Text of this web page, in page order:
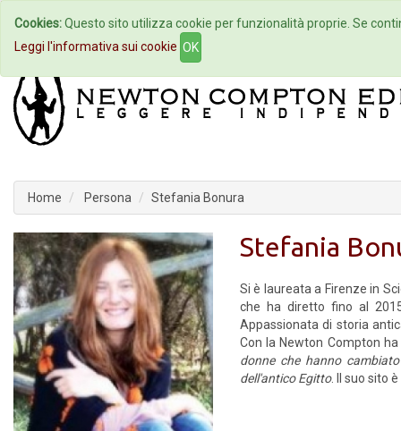
Home Autori Eventi
Home Persona Stefania Bonura
Stefania
Si è laureata a Firenze in
che ha diretto fino al
Appassionata di storia
Con la Newton Compton
donne che hanno
dell'antico Egitto. Il suo sito è
Cookies:Questo sito utilizza cookie per funzionalità proprie. Se
Leggi l'informativa sui cookie OK